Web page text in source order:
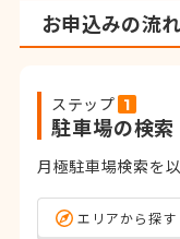
お申込みの流れ
ステップ
駐車場の検索
月極駐車場検索を
エリアから探す